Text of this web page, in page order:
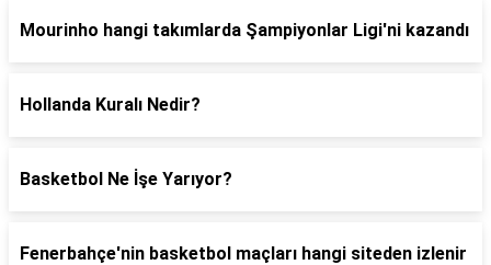
Mourinho hangi takımlarda Şampiyonlar Ligi'ni kazandı
Hollanda Kuralı Nedir?
Basketbol Ne İşe Yarıyor?
Fenerbahçe'nin basketbol maçları hangi siteden izlenir